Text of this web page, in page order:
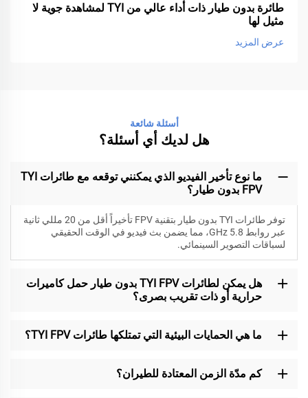
طائرة بدون طيار ذات أداء عالي من TYI لمشاهدة جوية لا
مثيل لها
عرض المزيد
أسئلة شائعة
هل لديك أي أسئلة؟
ما نوع تأخير الفيديو الذي يمكنني توقعه مع طائرات TYI
FPV بدون طيار؟
توفر طائرات TYI بدون طيار بتقنية FPV تأخيراً أقل من 20 مللي ثانية
عبر روابط 5.8 GHz، مما يضمن بث فيديو في الوقت الحقيقي
لسباقات التصوير السينمائي.
هل يمكن لطائرات TYI FPV بدون طيار حمل كاميرات
حرارية أو ذات تقريب بصرى؟
ما هي الحمايات البيئية التي تمتلكها طائرات TYI FPV؟
كم مدّة الزمن المعتادة للطيران؟